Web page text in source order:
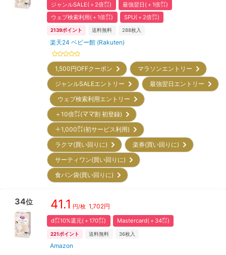
ジャンルSALE(＋2倍㌽)
最強翌日(＋1倍㌽)
ウェブ検索利用(＋1倍㌽)
SPU(＋2倍㌽)
2139ポイント 送料無料 288枚入
楽天24 ベビー館 (Rakuten)
1,500円OFFクーポン
マラソンエントリー
ジャンルSALEエントリー
最強翌日エントリー
ウェブ検索利用エントリー
＋10倍㌽(ママ割 初登録)
＋1,000㌽(初サービス利用)
ラクマ(買い回りに)
楽券(買い回りに)
サーティワン(買い回りに)
食パン袋(買い回りに)
34位 41.1 円/枚 1,702円
d㌽10%還元(＋170㌽) Mastercard(＋34㌽)
221ポイント 送料無料 36枚入
Amazon